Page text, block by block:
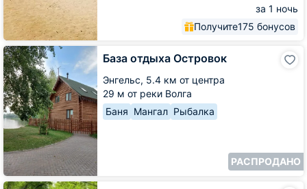
за 1 ночь
Получите175 бонусов
База отдыха Островок
Энгельс, 5.4 км от центра
29 м от реки Волга
Баня Мангал Рыбалка
РАСПРОДАНО
База
отдыха
Островок
База